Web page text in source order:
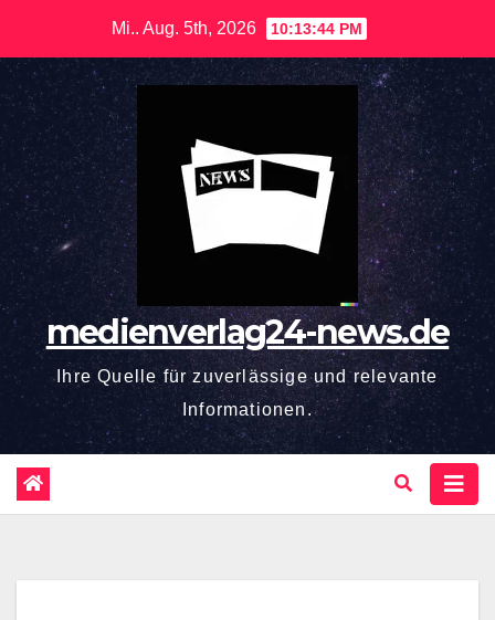
springen
Mi.. Aug. 5th, 2026 10:13:45 PM
medienverlag24-news.de
Ihre Quelle für zuverlässige und relevante
Informationen.